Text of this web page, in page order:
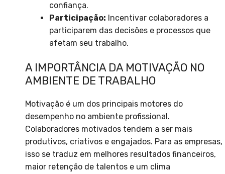
confiança.
Participação: Incentivar colaboradores a
participarem das decisões e processos que
afetam seu trabalho.
A IMPORTÂNCIA DA MOTIVAÇÃO NO
AMBIENTE DE TRABALHO
Motivação é um dos principais motores do
desempenho no ambiente profissional.
Colaboradores motivados tendem a ser mais
produtivos, criativos e engajados. Para as empresas,
isso se traduz em melhores resultados financeiros,
maior retenção de talentos e um clima